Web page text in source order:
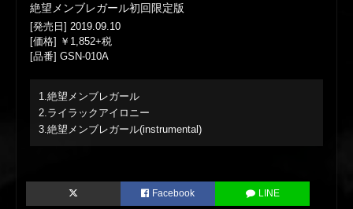
絶望メンブレガール初回限定版
[発売日] 2019.09.10
[価格] ￥1,852+税
[品番] GSN-010A
1.絶望メンブレガール
2.ライラックアイロニー
3.絶望メンブレガール(instrumental)
Facebook LINE